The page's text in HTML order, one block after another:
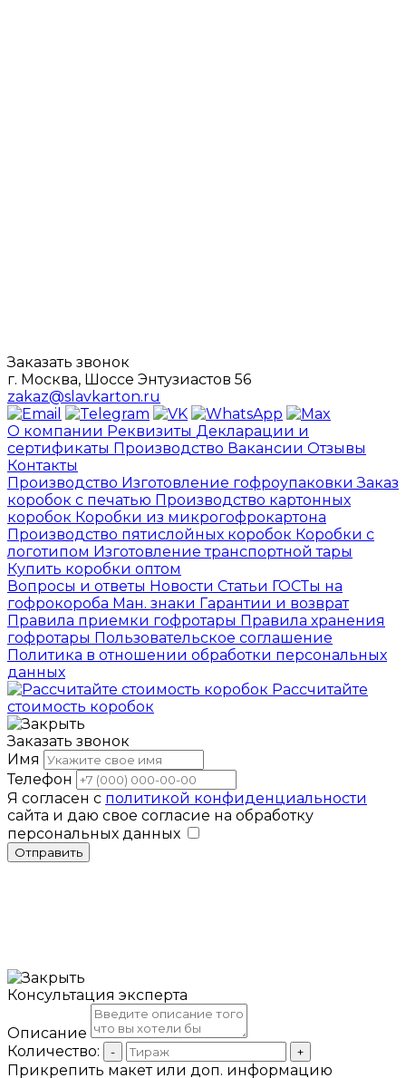
Заказать звонок
г. Москва, Шоссе Энтузиастов 56
zakaz@slavkarton.ru
О компании Реквизиты Декларации и
сертификаты Производство Вакансии Отзывы
Контакты
Производство Изготовление гофроупаковкиЗаказ
коробок с печатью Производство картонных
коробок Коробки из микрогофрокартона
Производство пятислойных коробок Коробки с
логотипом Изготовление транспортной тары
Купить коробки оптом
Вопросы и ответы Новости Статьи ГОСТы на
гофрокороба Ман. знаки Гарантии и возврат
Правила приемки гофротары Правила хранения
гофротары Пользовательское соглашение
Политика в отношении обработки персональных
данных
Рассчитайте
стоимость коробок
Заказать звонок
Имя
Телефон
Я согласен с политикой конфиденциальности
сайта и даю свое согласие на обработку
персональных данных
Отправить
Консультация эксперта
Описание
Количество:
- +
Прикрепить макет или доп. информацию